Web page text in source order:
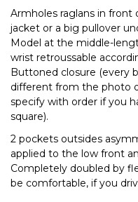
Armholes raglans in front
jacket or a big pullover
Model at the middle-
wrist retroussable
Buttoned closure (every
different from the photo
specify with order if you
square).
2 pockets outsides
applied to the low front
Completely doubled by
be comfortable, if you